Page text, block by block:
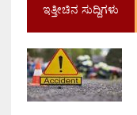
ಇತ್ತೀಚಿನ ಸುದ್ದಿಗಳು